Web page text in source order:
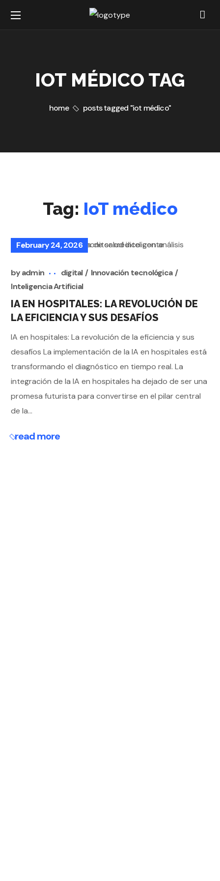
IOT MÉDICO TAG
home posts tagged "iot médico"
Tag: IoT médico
February 24, 2026
byadmin digital
Innovación tecnológica
Inteligencia Artificial
IA EN HOSPITALES: LA REVOLUCIÓN DE
LA EFICIENCIA Y SUS DESAFÍOS
IA en hospitales: La revolución de la eficiencia y sus
desafíos La implementación de la IA en hospitales está
transformando el diagnóstico en tiempo real. La
integración de la IA en hospitales ha dejado de ser una
promesa futurista para convertirse en el pilar central
de la...
read more